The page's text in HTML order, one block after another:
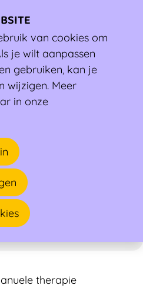
Coldwell
8
https://www.fysiotrack.be
therapie
van cookies om
je wilt aanpassen
gebruiken, kan je
wijzigen. Meer
in onze